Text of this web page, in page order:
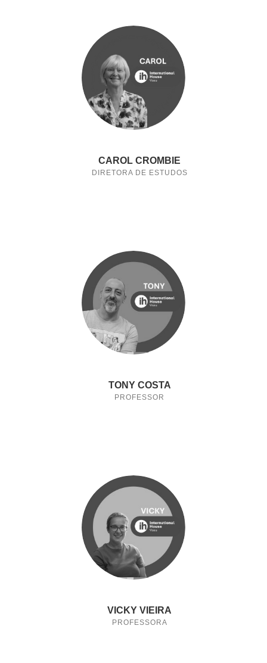
CAROL CROMBIE
DIRETORA DE ESTUDOS
TONY COSTA
PROFESSOR
VICKY VIEIRA
PROFESSORA